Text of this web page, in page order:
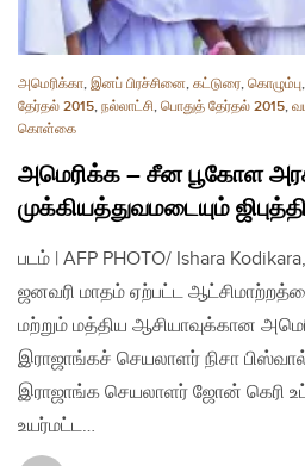
அமெரிக்கா, இனப் பிரச்சினை, கட்டுரை, கொழும்பு,
தேர்தல் 2015, நல்லாட்சி, பொதுத் தேர்தல் 2015,
கொள்கை
அமெரிக்க – சீன பூகோள
முக்கியத்துவமடையும்
படம் | AFP PHOTO/ Ishara
ஜனவரி மாதம் ஏற்பட்ட
மற்றும் மத்திய ஆசியாவுக்கான
இராஜாங்கச் செயலாளர் நிசா
இராஜாங்க செயலாளர் ஜோன் கெரி
உயர்மட்ட…